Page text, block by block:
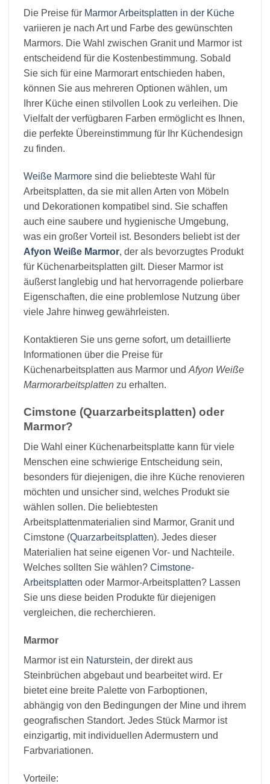
Die Preise für Marmor Arbeitsplatten in der Küche
variieren je nach Art und Farbe des gewünschten
Marmors. Die Wahl zwischen Granit und Marmor ist
entscheidend für die Kostenbestimmung. Sobald
Sie sich für eine Marmorart entschieden haben,
können Sie aus mehreren Optionen wählen, um
Ihrer Küche einen stilvollen Look zu verleihen. Die
Vielfalt der verfügbaren Farben ermöglicht es Ihnen,
die perfekte Übereinstimmung für Ihr Küchendesign
zu finden.
Weiße Marmore sind die beliebteste Wahl für
Arbeitsplatten, da sie mit allen Arten von Möbeln
und Dekorationen kompatibel sind. Sie schaffen
auch eine saubere und hygienische Umgebung,
was ein großer Vorteil ist. Besonders beliebt ist der
Afyon Weiße Marmor, der als bevorzugtes Produkt
für Küchenarbeitsplatten gilt. Dieser Marmor ist
äußerst langlebig und hat hervorragende polierbare
Eigenschaften, die eine problemlose Nutzung über
viele Jahre hinweg gewährleisten.
Kontaktieren Sie uns gerne sofort, um detaillierte
Informationen über die Preise für
Küchenarbeitsplatten aus Marmor und Afyon Weiße
Marmorarbeitsplatten zu erhalten.
Cimstone (Quarzarbeitsplatten) oder
Marmor?
Die Wahl einer Küchenarbeitsplatte kann für viele
Menschen eine schwierige Entscheidung sein,
besonders für diejenigen, die ihre Küche renovieren
möchten und unsicher sind, welches Produkt sie
wählen sollen. Die beliebtesten
Arbeitsplattenmaterialien sind Marmor, Granit und
Cimstone (Quarzarbeitsplatten). Jedes dieser
Materialien hat seine eigenen Vor- und Nachteile.
Welches sollten Sie wählen? Cimstone-
Arbeitsplatten oder Marmor-Arbeitsplatten? Lassen
Sie uns diese beiden Produkte für diejenigen
vergleichen, die recherchieren.
Marmor
Marmor ist ein Naturstein, der direkt aus
Steinbrüchen abgebaut und bearbeitet wird. Er
bietet eine breite Palette von Farboptionen,
abhängig von den Bedingungen der Mine und ihrem
geografischen Standort. Jedes Stück Marmor ist
einzigartig, mit individuellen Adermustern und
Farbvariationen.
Vorteile: